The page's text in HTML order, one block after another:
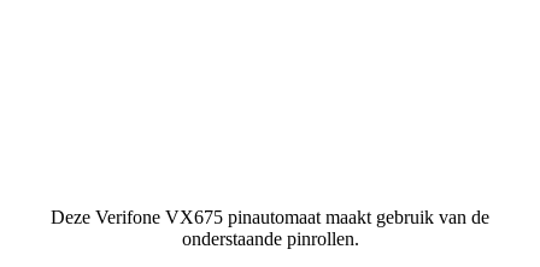
Deze Verifone VX675 pinautomaat maakt gebruik van de
onderstaande pinrollen.